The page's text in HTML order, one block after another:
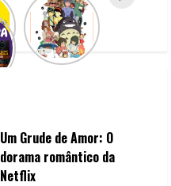
Um Grude de Amor: O
dorama romântico da
Netflix